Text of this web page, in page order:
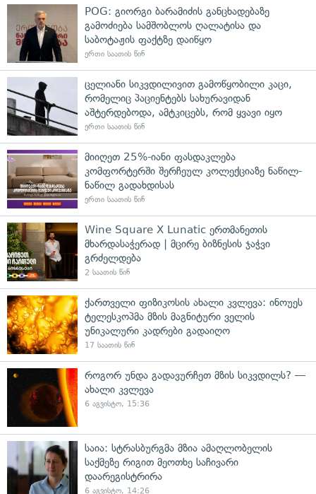
POG: გიორგი ბარამიძის განცხადებაზე
გამოძიება სამშობლოს ღალატისა და
საბოტაჟის ფაქტზე დაიწყო
ერთი საათის წინ
ცელიანი სიკვდილივით გამოწყობილი კაცი,
რომელიც პაციენტებს სახურავიდან
აშტერდებოდა, ამტკიცებს, რომ ყვავი იყო
ერთი საათის წინ
მიიღეთ 25%-იანი ფასდაკლება
კომფორტერში შერჩეულ კოლექციაზე ნაწილ-
ნაწილ გადახდისას
ერთი საათის წინ
Wine Square X Lunatic ერთმანეთის
მხარდასაჭერად | მცირე ბიზნესის ჯაჭვი
გრძელდება
2 საათის წინ
ქართველი ფიზიკოსის ახალი კვლევა: ინოუეს
ტელესკოპმა მზის მაგნიტური ველის
უნიკალური კადრები გადაიღო
17 საათის წინ
როგორ უნდა გადავურჩეთ მზის სიკვდილს? —
ახალი კვლევა
6 აგვისტო, 15:36
საია: სტრასბურგმა მზია ამაღლობელის
საქმეზე რიგით მეოთხე საჩივარი
დაარეგისტრირა
6 აგვისტო, 14:26